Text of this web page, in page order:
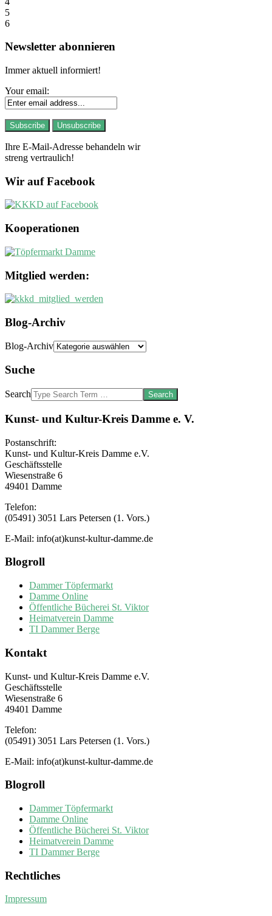
5
6
Newsletter abonnieren
Immer aktuell informiert!
Your email:
Ihre E-Mail-Adresse behandeln wir
streng vertraulich!
Wir auf Facebook
Kooperationen
Mitglied werden:
Blog-Archiv
Blog-Archiv
Suche
Search
Kunst- und Kultur-Kreis Damme e. V.
Postanschrift:
Kunst- und Kultur-Kreis Damme e.V.
Geschäftsstelle
Wiesenstraße 6
49401 Damme
Telefon:
(05491) 3051 Lars Petersen (1. Vors.)
E-Mail: info(at)kunst-kultur-damme.de
Blogroll
Dammer Töpfermarkt
Damme Online
Öffentliche Bücherei St. Viktor
Heimatverein Damme
TI Dammer Berge
Kontakt
Kunst- und Kultur-Kreis Damme e.V.
Geschäftsstelle
Wiesenstraße 6
49401 Damme
Telefon:
(05491) 3051 Lars Petersen (1. Vors.)
E-Mail: info(at)kunst-kultur-damme.de
Blogroll
Dammer Töpfermarkt
Damme Online
Öffentliche Bücherei St. Viktor
Heimatverein Damme
TI Dammer Berge
Rechtliches
Impressum